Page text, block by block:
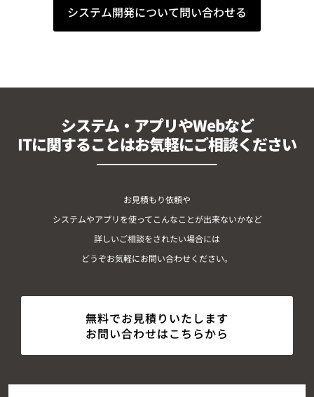
システム開発について問い合わせる
システム・アプリやWebなど
ITに関することはお気軽にご相談ください
お見積もり依頼や
システムやアプリを使ってこんなことが出来ないかなど
詳しいご相談をされたい場合には
どうぞお気軽にお問い合わせください。
無料でお見積りいたします
お問い合わせはこちらから